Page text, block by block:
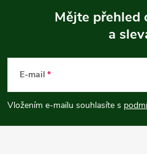
p
a
Mějte přehled
a
E-mail
Vložením e-mailu souhlasíte s